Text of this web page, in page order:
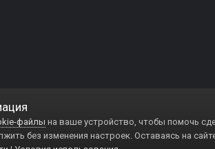
файлы на ваше устройство, чтобы помочь
без изменения настроек. Оставаясь на